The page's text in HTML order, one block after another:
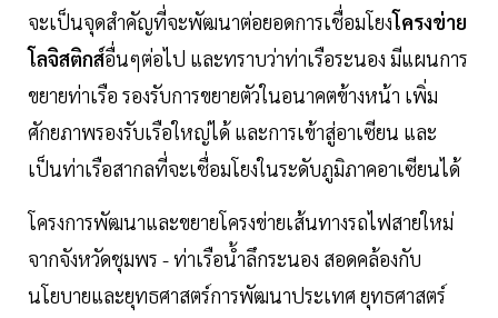
จะเป็นจุดสำคัญที่จะพัฒนาต่อยอดการเชื่อมโยงโครงข่าย
โลจิสติกส์อื่นๆต่อไป และทราบว่าท่าเรือระนอง มีแผนการ
ขยายท่าเรือ รองรับการขยายตัวในอนาคตข้างหน้า เพิ่ม
ศักยภาพรองรับเรือใหญ่ได้ และการเข้าสู่อาเซียน และ
เป็นท่าเรือสากลที่จะเชื่อมโยงในระดับภูมิภาคอาเซียนได้
โครงการพัฒนาและขยายโครงข่ายเส้นทางรถไฟสายใหม่
จากจังหวัดชุมพร - ท่าเรือน้ำลึกระนอง สอดคล้องกับ
นโยบายและยุทธศาสตร์การพัฒนาประเทศ ยุทธศาสตร์